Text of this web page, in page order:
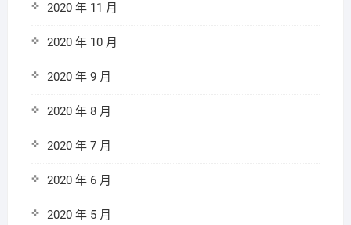
2020 年 11 月
2020 年 10 月
2020 年 9 月
2020 年 8 月
2020 年 7 月
2020 年 6 月
2020 年 5 月